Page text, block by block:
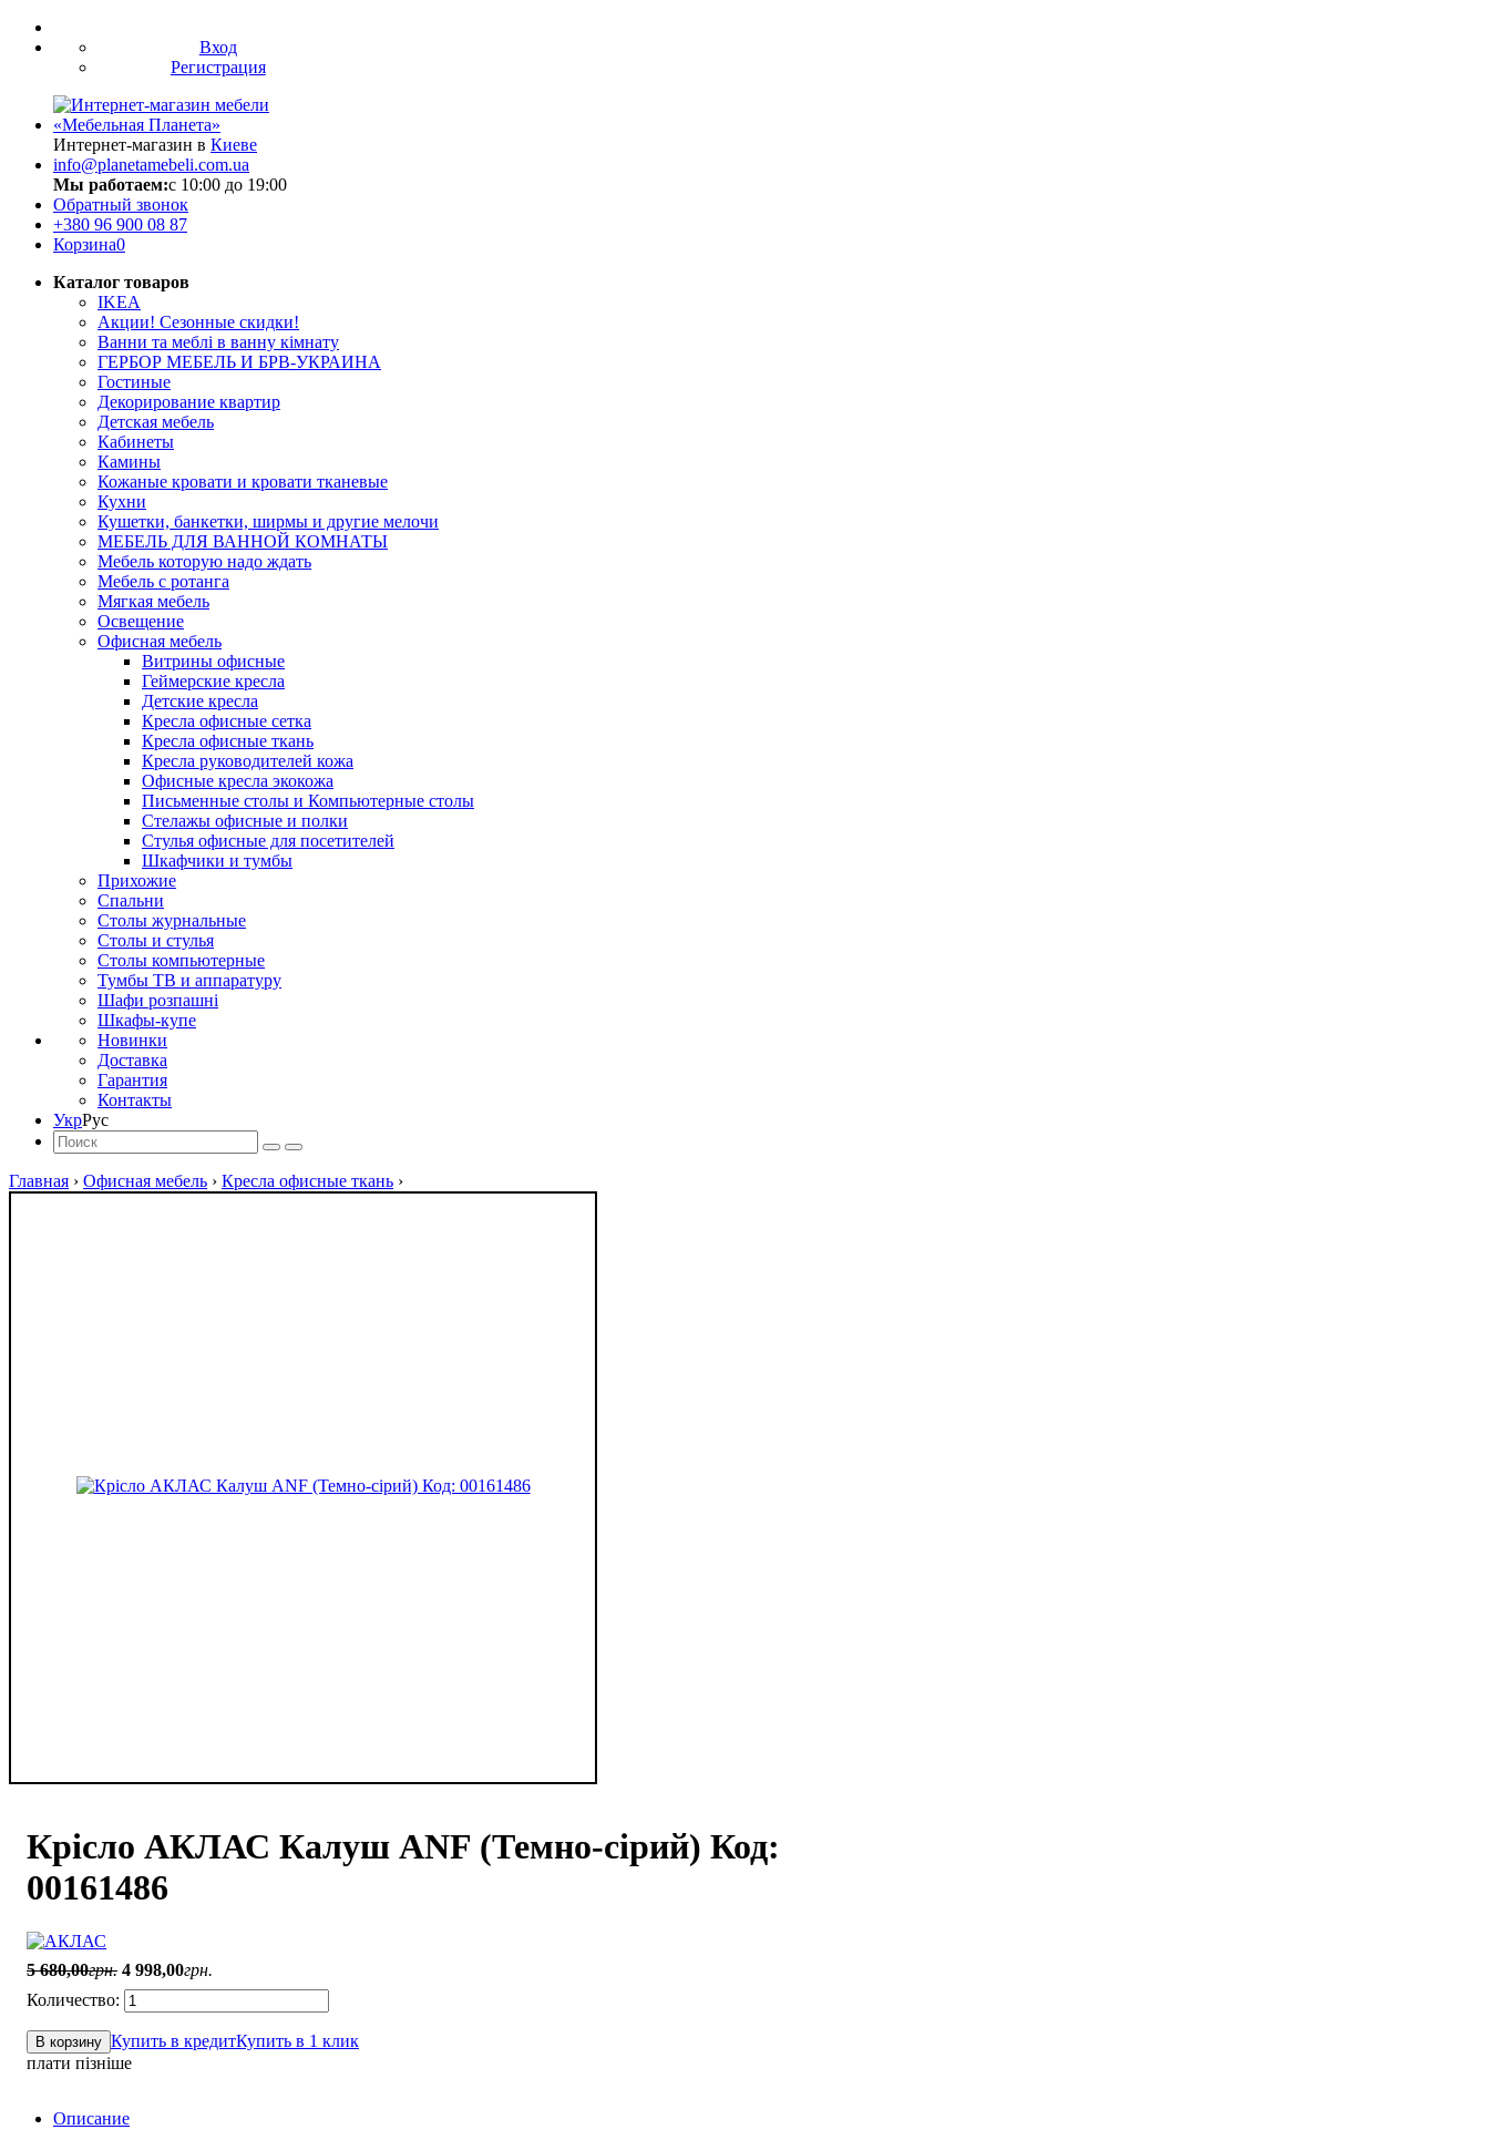
Вход
Регистрация
Интернет-магазин в Киеве
info@planetamebeli.com.ua
Мы работаем:с 10:00 до 19:00
Обратный звонок
+380 96 900 08 87
Корзина0
Каталог товаров
IKEA
Акции! Сезонные скидки!
Ванни та меблі в ванну кімнату
ГЕРБОР МЕБЕЛЬ И БРВ-УКРАИНА
Гостиные
Декорирование квартир
Детская мебель
Кабинеты
Камины
Кожаные кровати и кровати тканевые
Кухни
Кушетки, банкетки, ширмы и другие мелочи
МЕБЕЛЬ ДЛЯ ВАННОЙ КОМНАТЫ
Мебель которую надо ждать
Мебель с ротанга
Мягкая мебель
Освещение
Офисная мебель
Витрины офисные
Геймерские кресла
Детские кресла
Кресла офисные сетка
Кресла офисные ткань
Кресла руководителей кожа
Офисные кресла экокожа
Письменные столы и Компьютерные столы
Стелажы офисные и полки
Стулья офисные для посетителей
Шкафчики и тумбы
Прихожие
Спальни
Столы журнальные
Столы и стулья
Столы компьютерные
Тумбы ТВ и аппаратуру
Шафи розпашні
Шкафы-купе
Новинки
Доставка
Гарантия
Контакты
УкрРус
Главная › Офисная мебель › Кресла офисные ткань ›
Крісло АКЛАС Калуш ANF (Темно-сірий) Код:
00161486
5 680,00грн. 4 998,00грн.
В корзину Купить в кредитКупить в 1 клик
плати пізніше
Описание